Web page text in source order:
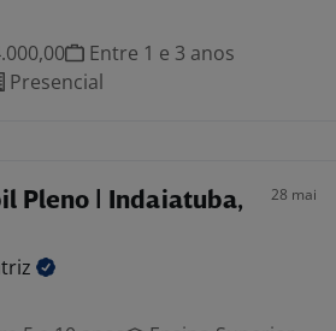
Entre 1 e 3 anos
Presencial
Pleno | Indaiatuba,
28 mai